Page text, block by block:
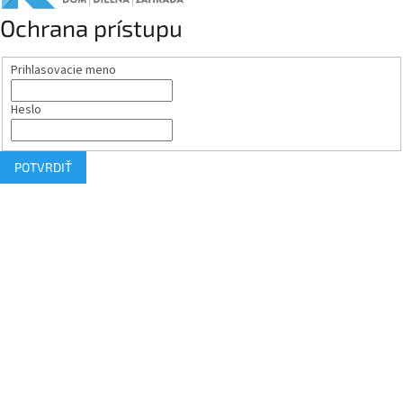
Ochrana prístupu
Prihlasovacie meno
Heslo
POTVRDIŤ